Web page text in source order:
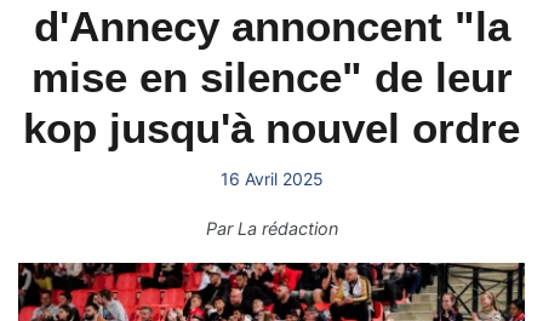
d'Annecy annoncent "la
mise en silence" de leur
kop jusqu'à nouvel ordre
16 Avril 2025
ParLa rédaction